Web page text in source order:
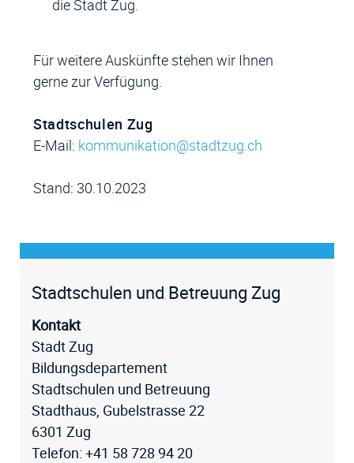
die Stadt Zug.
Für weitere Auskünfte stehen wir Ihnen
gerne zur Verfügung.
Stadtschulen Zug
E-Mail: kommunikation@stadtzug.ch
Stand: 30.10.2023
Stadtschulen und Betreuung Zug
Kontakt
Stadt Zug
Bildungsdepartement
Stadtschulen und Betreuung
Stadthaus, Gubelstrasse 22
6301 Zug
Telefon: +41 58 728 94 20